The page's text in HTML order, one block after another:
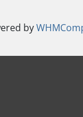
by